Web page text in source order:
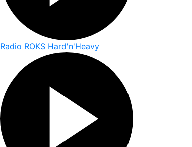
Radio ROKS Hard'n'Heavy